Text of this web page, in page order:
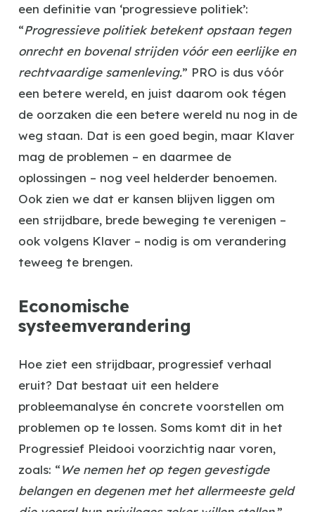
een definitie van ‘progressieve politiek’:
“Progressieve politiek betekent opstaan tegen
onrecht en bovenal strijden vóór een eerlijke en
rechtvaardige samenleving.” PRO is dus vóór
een betere wereld, en juist daarom ook tégen
de oorzaken die een betere wereld nu nog in de
weg staan. Dat is een goed begin, maar Klaver
mag de problemen – en daarmee de
oplossingen – nog veel helderder benoemen.
Ook zien we dat er kansen blijven liggen om
een strijdbare, brede beweging te verenigen –
ook volgens Klaver – nodig is om verandering
teweeg te brengen.
Economische
systeemverandering
Hoe ziet een strijdbaar, progressief verhaal
eruit? Dat bestaat uit een heldere
probleemanalyse én concrete voorstellen om
problemen op te lossen. Soms komt dit in het
Progressief Pleidooi voorzichtig naar voren,
zoals: “We nemen het op tegen gevestigde
belangen en degenen met het allermeeste geld